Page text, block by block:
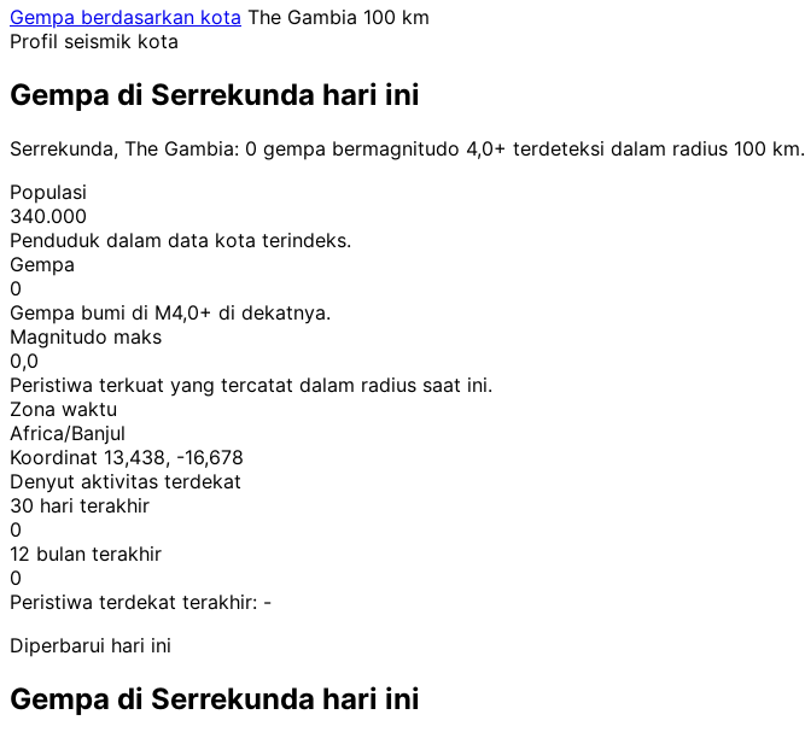
Gempa berdasarkan kota The Gambia 100 km
Profil seismik kota
Gempa di Serrekunda hari ini
Serrekunda, The Gambia: 0 gempa bermagnitudo 4,0+ terdeteksi dalam radius 100 km.
Populasi
340.000
Penduduk dalam data kota terindeks.
Gempa
0
Gempa bumi di M4,0+ di dekatnya.
Magnitudo maks
0,0
Peristiwa terkuat yang tercatat dalam radius saat ini.
Zona waktu
Africa/Banjul
Koordinat 13,438, -16,678
Denyut aktivitas terdekat
30 hari terakhir
0
12 bulan terakhir
0
Peristiwa terdekat terakhir: -
Diperbarui hari ini
Gempa di Serrekunda hari ini